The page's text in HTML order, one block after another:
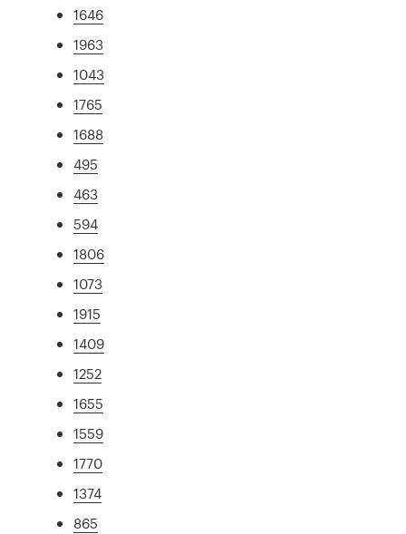
1646
1963
1043
1765
1688
495
463
594
1806
1073
1915
1409
1252
1655
1559
1770
1374
865